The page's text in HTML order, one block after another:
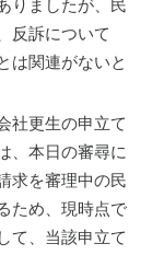
りましたが、民
反訴について
は関連がないと
社更生の申立て
、本日の審尋に
求を審理中の民
ため、現時点で
て、当該申立て